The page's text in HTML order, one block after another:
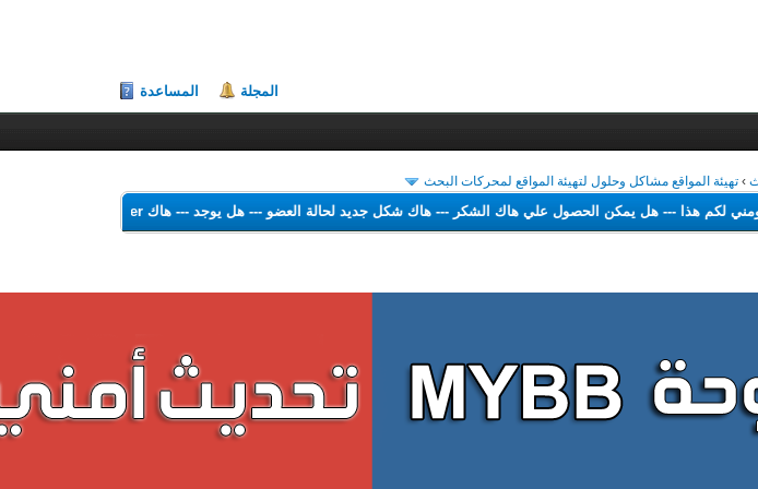
المجلة المساعدة
›تهيئة المواقع مشاكل وحلول لتهيئة المواقع لمحركات البحث
ومني لكم هذا---هل يمكن الحصول علي هاك الشكر---هاك شكل جديد لحالة العضو---هل يوجد---هاك Theme Color Changer